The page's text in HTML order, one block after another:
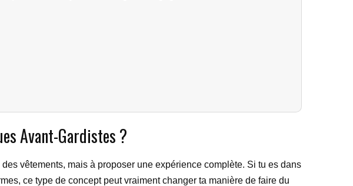
Avant-Gardistes ?
vêtements, mais à proposer une expérience complète. Si tu es dans
ce type de concept peut vraiment changer ta manière de faire du